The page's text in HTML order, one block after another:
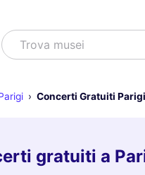
Cercare
Trova mu
Concerti Gratuiti Parigi
gratuiti a